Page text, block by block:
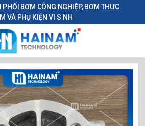
PHỐI BƠM CÔNG NGHIỆP, BƠM THỰC
VÀ PHỤ KIỆN VI SINH